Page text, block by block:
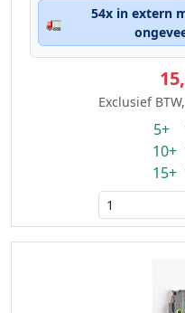
🚛
54x in extern
Exclusief
5+
10+
15+